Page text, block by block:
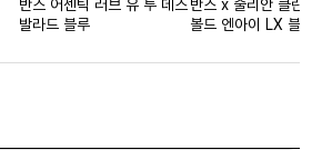
반스 어센틱 러브 유 투 데스
발라드 블루
반스 x 줄리안 클린세
볼드 엔아이 LX 블랙